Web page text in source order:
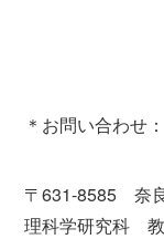
＊お問い合わせ：
〒631-8585 奈
理科学研究科